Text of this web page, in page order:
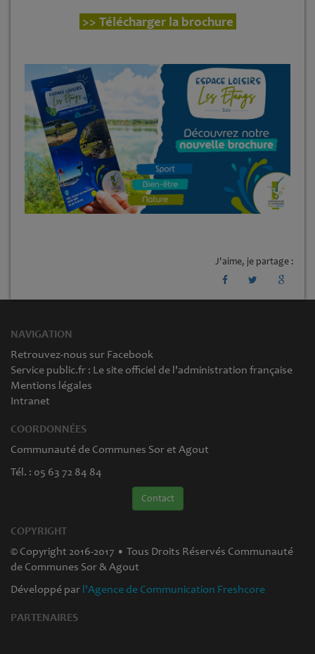
>> Télécharger la brochure
J'aime, je partage :
NAVIGATION
Retrouvez-nous sur Facebook
Service public.fr : Le site officiel de l'administration française
Mentions légales
Intranet
COORDONNÉES
Communauté de Communes Sor et Agout
Tél. : 05 63 72 84 84
Contact
COPYRIGHT
© Copyright 2016-2017 • Tous Droits Réservés Communauté
de Communes Sor & Agout
Développé par l'Agence de Communication Freshcore
PARTENAIRES